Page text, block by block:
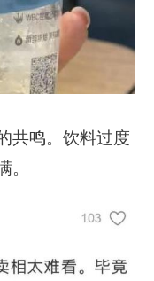
鸣。饮料过度
。